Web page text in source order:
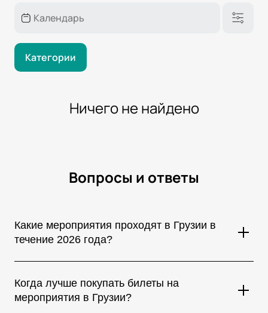
Категории
Ничего не найдено
Вопросы и ответы
Какие мероприятия проходят в Грузии в
течение 2026 года?
музыкальные фестивали, театральные постановки,
спортивные соревнования, стендап-шоу и культурные
мероприятия. Большинство крупных событий проводится в
Когда лучше покупать билеты на
мероприятия в Грузии?